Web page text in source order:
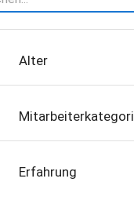
Alter
Erfahrung